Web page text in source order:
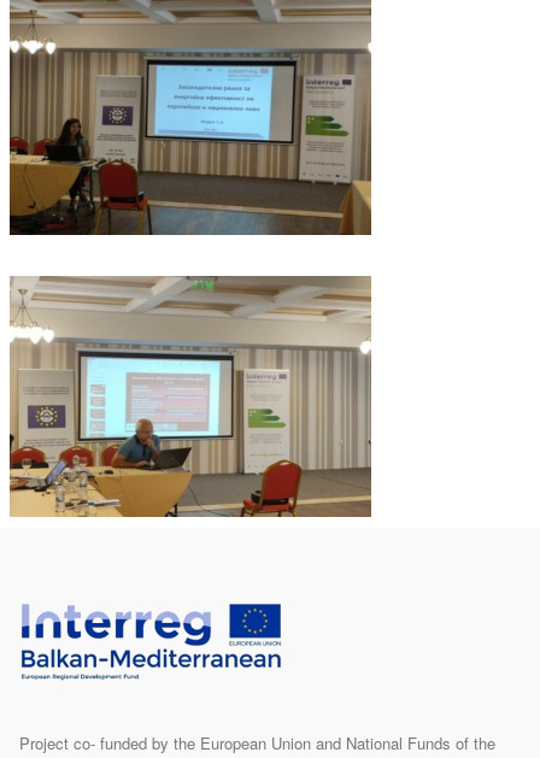
Project co- funded by the European Union and National Funds of the